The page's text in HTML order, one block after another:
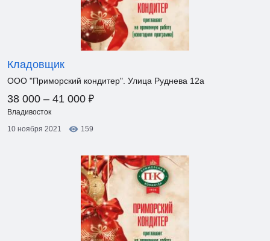
Кладовщик
ООО "Приморский кондитер". Улица Руднева 12а
38 000 – 41 000 ₽
Владивосток
10 ноября 2021
159